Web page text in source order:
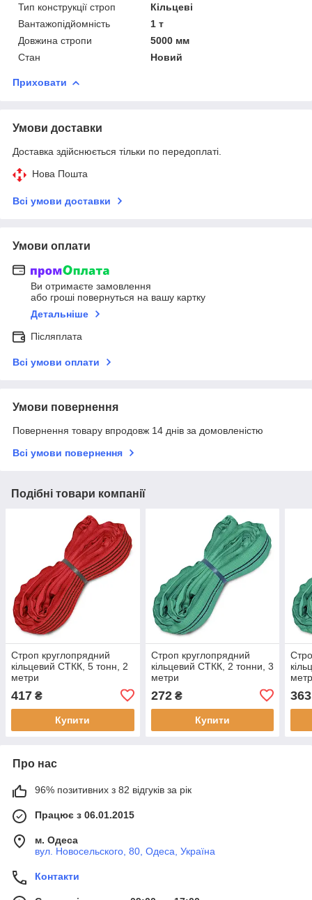
Тип конструкції строп
Кільцеві
Вантажопідйомність
1 т
Довжина стропи
5000 мм
Стан
Новий
Приховати
Умови доставки
Доставка здійснюється тільки по передоплаті.
Нова Пошта
Всі умови доставки
Умови оплати
Ви отримаєте замовлення
або гроші повернуться на вашу картку
Детальніше
Післяплата
Всі умови оплати
Умови повернення
Повернення товару впродовж 14 днів за домовленістю
Всі умови повернення
Подібні товари компанії
Строп круглопрядний
кільцевий СТКК, 5 тонн, 2
метри
417 ₴
Купити
Строп круглопрядний
кільцевий СТКК, 2 тонни, 3
метри
272₴
Купити
363
Про нас
96% позитивних з 82 відгуків за рік
Працює з 06.01.2015
м. Одеса
вул. Новосельского, 80, Одеса, Україна
Контакти